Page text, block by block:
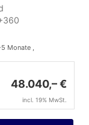
Monate ,
48.040,– €
incl. 19% MwSt.